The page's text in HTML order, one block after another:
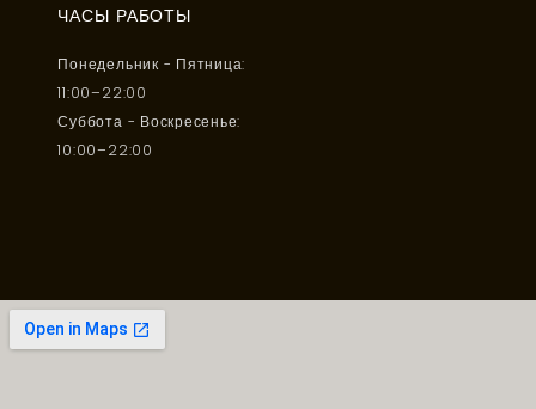
ЧАСЫ РАБОТЫ
Понедельник - Пятница:
11:00–22:00
Суббота - Воскресенье:
10:00–22:00